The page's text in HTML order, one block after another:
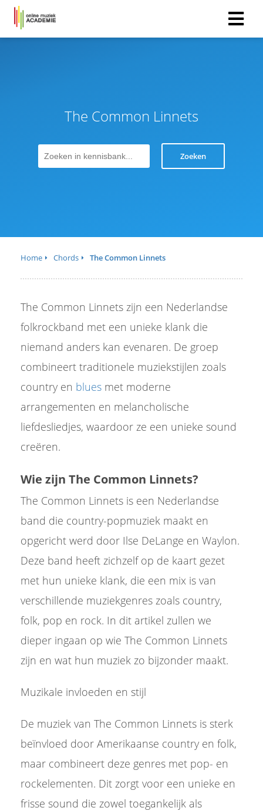
The Common Linnets
Zoeken
Home Chords The Common Linnets
The Common Linnets zijn een Nederlandse
folkrockband met een unieke klank die
niemand anders kan evenaren. De groep
combineert traditionele muziekstijlen zoals
country en blues met moderne
arrangementen en melancholische
liefdesliedjes, waardoor ze een unieke sound
creëren.
Wie zijn The Common Linnets?
The Common Linnets is een Nederlandse
band die country-popmuziek maakt en
opgericht werd door Ilse DeLange en Waylon.
Deze band heeft zichzelf op de kaart gezet
met hun unieke klank, die een mix is van
verschillende muziekgenres zoals country,
folk, pop en rock. In dit artikel zullen we
dieper ingaan op wie The Common Linnets
zijn en wat hun muziek zo bijzonder maakt.
Muzikale invloeden en stijl
De muziek van The Common Linnets is sterk
beïnvloed door Amerikaanse country en folk,
maar combineert deze genres met pop- en
rockelementen. Dit zorgt voor een unieke en
frisse sound die zowel toegankelijk als